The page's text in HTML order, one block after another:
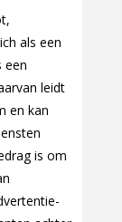
als een
een
leidt
en kan
is om